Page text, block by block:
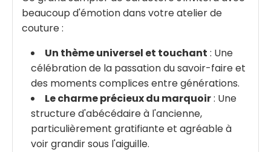
beaucoup d'émotion dans votre atelier de
couture :
Un thème universel et touchant : Une
célébration de la passation du savoir-faire et
des moments complices entre générations.
Le charme précieux du marquoir: Une
structure d'abécédaire à l'ancienne,
particulièrement gratifiante et agréable à
voir grandir sous l'aiguille.